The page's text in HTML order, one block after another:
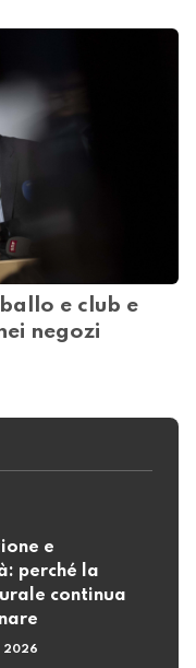
e club e
negozi
e
perché la
continua
2026